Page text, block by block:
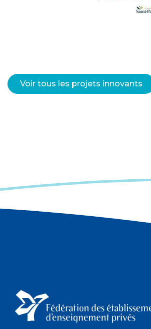
Voir tous les projets innovants